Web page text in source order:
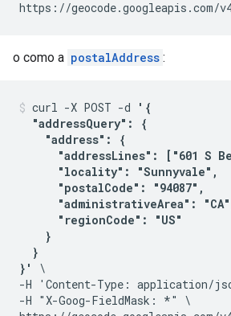
o como a postalAddress :
curl -X POST -d
'{
  "addressQuery": {
    "address": {
"addressLines": ["601 S
      "locality": "Sunnyvale",
      "postalCode": "94087",
"administrativeArea":
      "regionCode": "US"
    }
  }
}'
\
-H 'Content-Type: application/
-H "X-Goog-FieldMask: *" \